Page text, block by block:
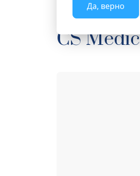
Да, верно
Главная Каталог
CS